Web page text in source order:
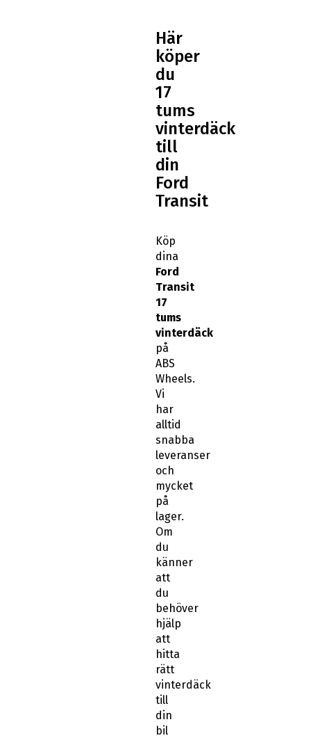
Här
köper
du
17
tums
vinterdäck
till
din
Ford
Transit
Köp
dina
Ford
Transit
17
tums
vinterdäck
på
ABS
Wheels.
Vi
har
alltid
snabba
leveranser
och
mycket
på
lager.
Om
du
känner
att
du
behöver
hjälp
att
hitta
rätt
vinterdäck
till
din
bil